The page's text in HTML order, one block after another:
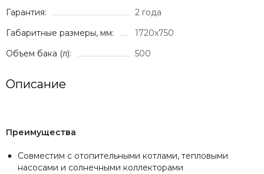
Гарантия:
2 года
Габаритные размеры, мм:
1720x750
Объем бака (л):
500
Описание
Преимущества
Совместим с отопительными котлами, тепловыми
насосами и солнечными коллекторами